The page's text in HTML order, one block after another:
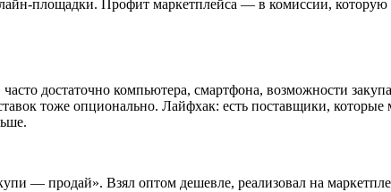
площадки. Профит маркетплейса — в комиссии,
достаточно компьютера, смартфона, возможности
тоже опционально. Лайфхак: есть поставщики, которые
— продай». Взял оптом дешевле, реализовал на